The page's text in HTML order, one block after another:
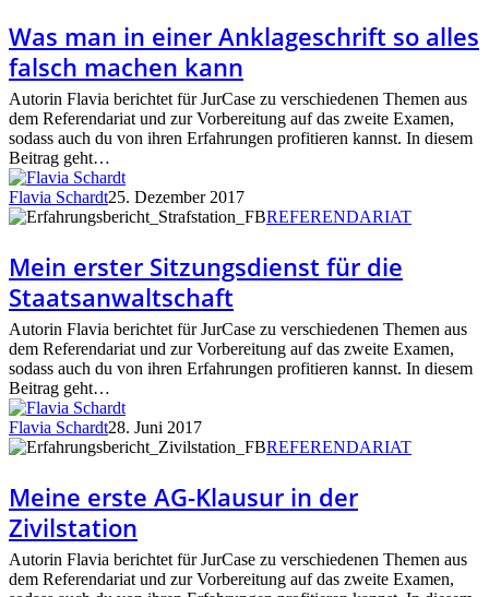
in
einer
Anklageschrift
so
alles
falsch
machen
kann
Was man in einer Anklageschrift so alles
falsch machen kann
Autorin Flavia berichtet für JurCase zu verschiedenen Themen aus
dem Referendariat und zur Vorbereitung auf das zweite Examen,
sodass auch du von ihren Erfahrungen profitieren kannst. In diesem
Beitrag geht…
Flavia Schardt25. Dezember 2017
Mein
Sitzungsdienst
für
die
Staatsanwaltschaft
REFERENDARIAT
Mein erster Sitzungsdienst für die
Staatsanwaltschaft
Autorin Flavia berichtet für JurCase zu verschiedenen Themen aus
dem Referendariat und zur Vorbereitung auf das zweite Examen,
sodass auch du von ihren Erfahrungen profitieren kannst. In diesem
Beitrag geht…
Flavia Schardt28. Juni 2017
Meine
AG-
Klausur
in
der
Zivilstation
REFERENDARIAT
Meine erste AG-Klausur in der
Zivilstation
Autorin Flavia berichtet für JurCase zu verschiedenen Themen aus
dem Referendariat und zur Vorbereitung auf das zweite Examen,